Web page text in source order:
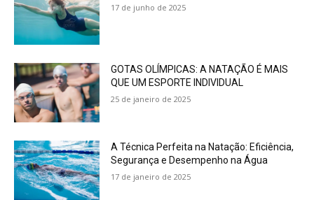
17 de junho de 2025
GOTAS OLÍMPICAS: A NATAÇÃO É MAIS
QUE UM ESPORTE INDIVIDUAL
25 de janeiro de 2025
A Técnica Perfeita na Natação: Eficiência,
Segurança e Desempenho na Água
17 de janeiro de 2025